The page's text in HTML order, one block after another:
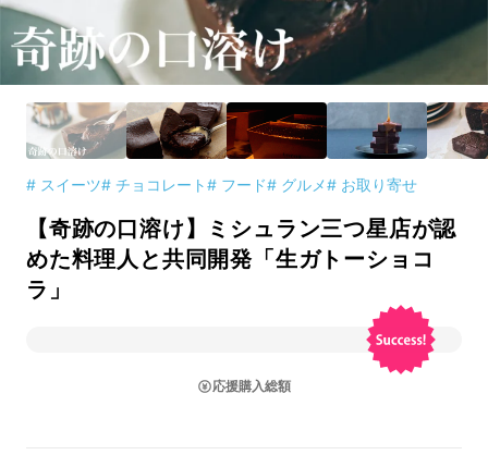
# スイーツ# チョコレート# フード# グルメ# お取り寄せ
【奇跡の口溶け】ミシュラン三つ星店が認
めた料理人と共同開発「生ガトーショコ
ラ」
応援購入総額